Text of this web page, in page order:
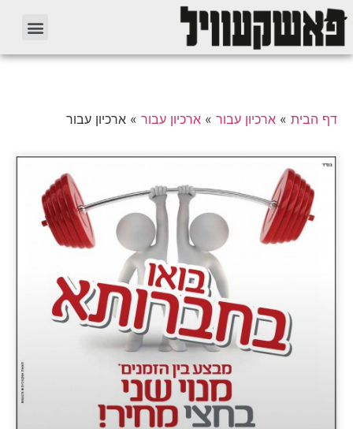
דף הבית » ארכיון עבור » ארכיון עבור » ארכיון עבור